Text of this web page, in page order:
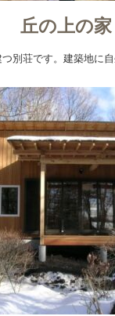
丘の上の家
別荘です。建築地に